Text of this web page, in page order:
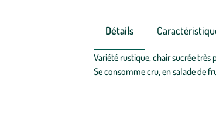
Détails
Variété rustique, chair sucrée très
Se consomme cru, en salade de